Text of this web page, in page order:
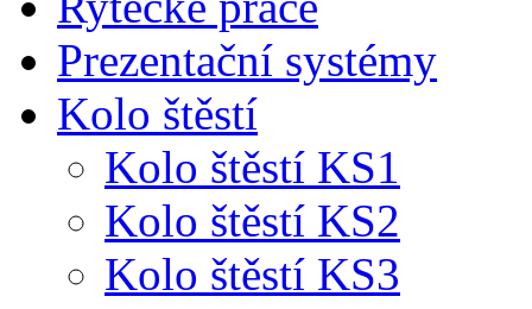
Prezentační systémy
Kolo štěstí
Kolo štěstí KS1
Kolo štěstí KS2
Kolo štěstí KS3